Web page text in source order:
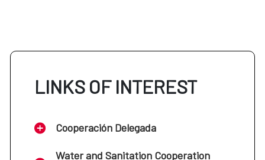
LINKS OF INTEREST
Cooperación Delegada
Water and Sanitation Cooperation